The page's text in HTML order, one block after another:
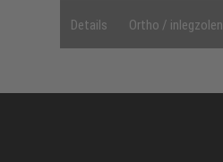
Details Ortho / inlegzolen